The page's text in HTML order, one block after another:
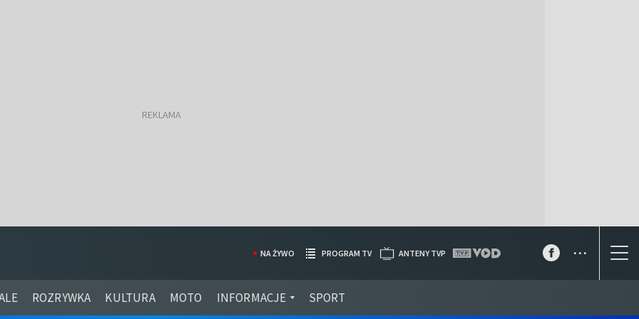
ROZRYWKA KULTURA MOTO INFORMACJE SPORT
NA ŻYWO PROGRAM TV ANTENY TVP ...